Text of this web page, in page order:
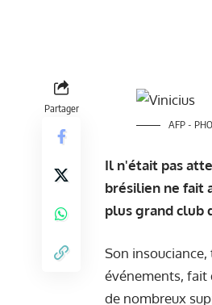
Partager
AFP -
Il n'était pas
brésilien ne fait
plus grand club
Son
événements, fait
de nombreux